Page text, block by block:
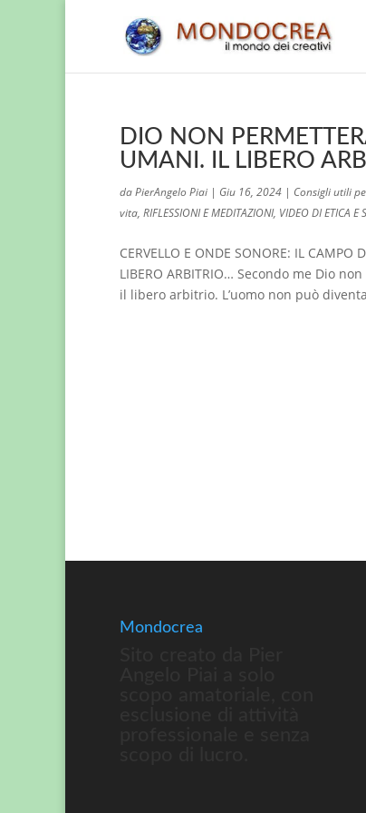
DIO NON
UMANI. IL LIBERO
daPierAngelo Piai | Giu 16, 2024 | Consigli utili
vita, RIFLESSIONI E MEDITAZIONI, VIDEO DI ETICA E
CERVELLO E ONDE SONORE: IL CAMPO
LIBERO ARBITRIO… Secondo me Dio
il libero arbitrio. L’uomo non può
Mondocrea